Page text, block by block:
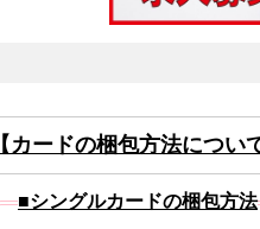
【カードの梱包方法につい
■シングルカードの梱包方法